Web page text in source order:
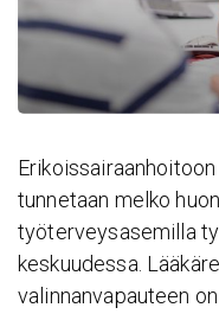
tunnetaan melko
työterveysasemilla
keskuudessa.
valinnanvapauteen